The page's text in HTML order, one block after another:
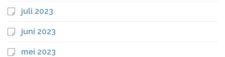
juli 2023
juni 2023
mei 2023